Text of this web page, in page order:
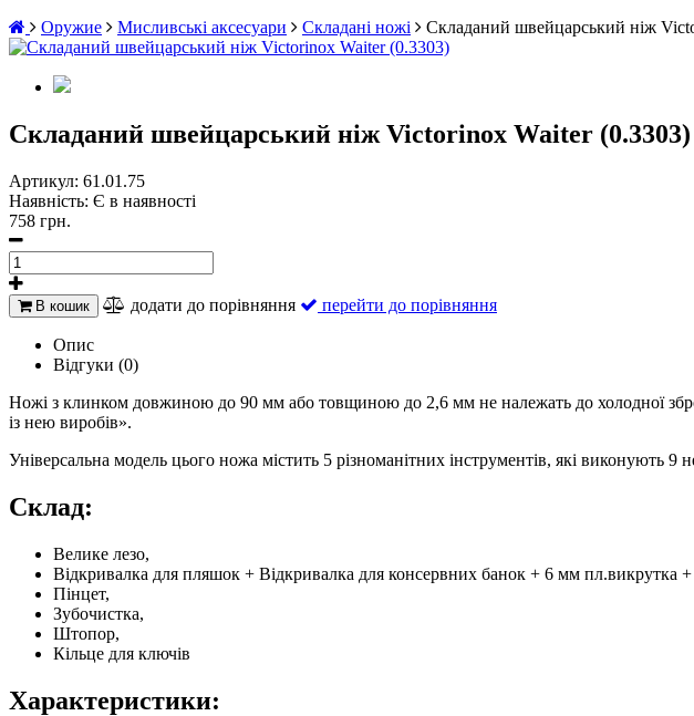
Оружие
Мисливські аксесуари Складані ножі Складаний швейцарський ніж
Складаний швейцарський ніж Victorinox Waiter (0.3303)
Артикул: 61.01.75
Наявність: Є в наявності
758 грн.
В кошик додати до порівняння перейти до порівняння
Опис
Відгуки (0)
Ножі з клинком довжиною до 90 мм або товщиною до 2,6 мм не належать до холодної
із нею виробів».
Універсальна модель цього ножа містить 5 різноманітних інструментів, які виконують
Склад:
Велике лезо,
Відкривалка для пляшок + Відкривалка для консервних банок + 6 мм пл.викрутка +
Пінцет,
Зубочистка,
Штопор,
Кільце для ключів
Характеристики: